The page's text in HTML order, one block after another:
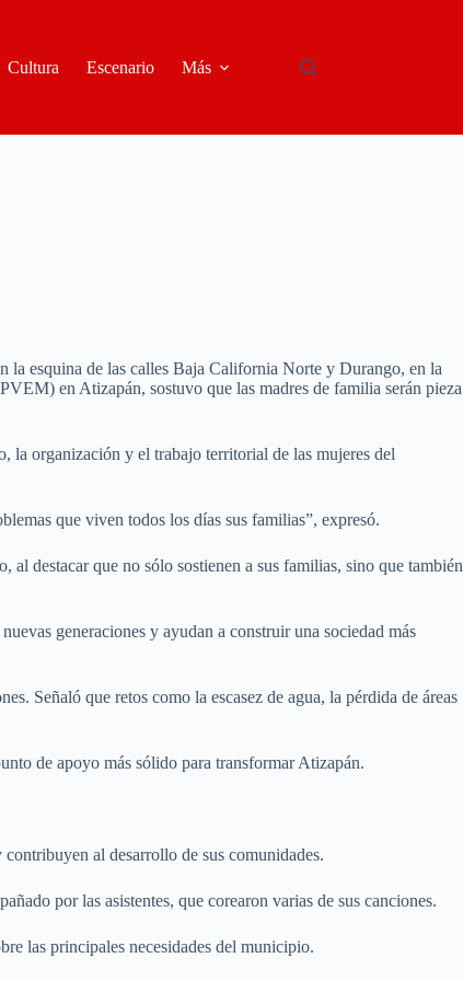
Cultura Escenario Más
esquina de las calles Baja California Norte y Durango, en la
en Atizapán, sostuvo que las madres de familia serán pieza
la organización y el trabajo territorial de las mujeres del
que viven todos los días sus familias”, expresó.
destacar que no sólo sostienen a sus familias, sino que también
generaciones y ayudan a construir una sociedad más
Señaló que retos como la escasez de agua, la pérdida de áreas
de apoyo más sólido para transformar Atizapán.
al desarrollo de sus comunidades.
por las asistentes, que corearon varias de sus canciones.
las principales necesidades del municipio.